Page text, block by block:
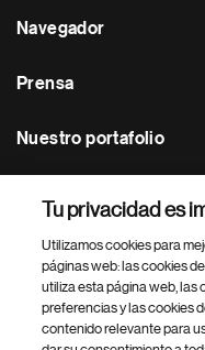
Navegador
Prensa
Nuestro portafolio
Footer Site Search
Tu privacidad es
Utilizamos cookies para
páginas web: las cookies
utiliza esta página web,
preferencias y las cookies
contenido relevante para